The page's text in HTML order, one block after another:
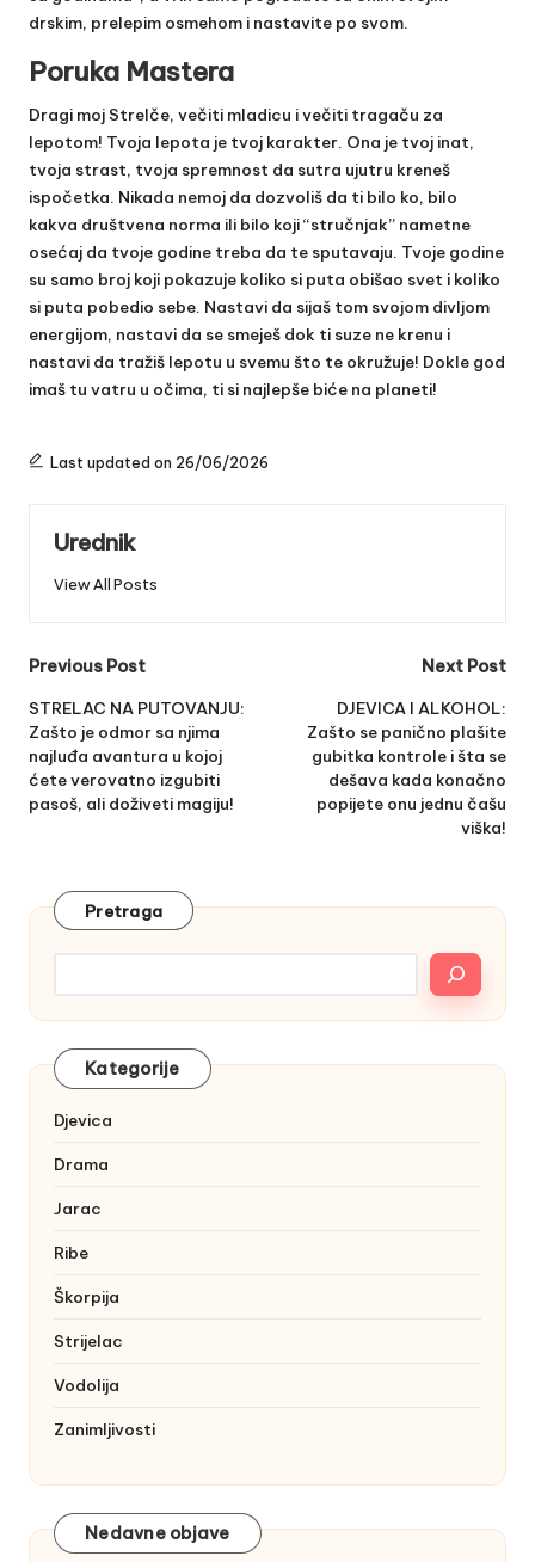
drskim, prelepim osmehom i nastavite po svom.
Poruka Mastera
Dragi moj Strelče, večiti mladicu i večiti tragaču za
lepotom! Tvoja lepota je tvoj karakter. Ona je tvoj inat,
tvoja strast, tvoja spremnost da sutra ujutru kreneš
ispočetka. Nikada nemoj da dozvoliš da ti bilo ko, bilo
kakva društvena norma ili bilo koji “stručnjak” nametne
osećaj da tvoje godine treba da te sputavaju. Tvoje godine
su samo broj koji pokazuje koliko si puta obišao svet i koliko
si puta pobedio sebe. Nastavi da sijaš tom svojom divljom
energijom, nastavi da se smeješ dok ti suze ne krenu i
nastavi da tražiš lepotu u svemu što te okružuje! Dokle god
imaš tu vatru u očima, ti si najlepše biće na planeti!
Last updated on 26/06/2026
Urednik
View All Posts
Post
navigation
Previous Post
STRELAC NA PUTOVANJU:
Zašto je odmor sa njima
najluđa avantura u kojoj
ćete verovatno izgubiti
pasoš, ali doživeti magiju!
Next Post
DJEVICA I ALKOHOL:
Zašto se panično plašite
gubitka kontrole i šta se
dešava kada konačno
popijete onu jednu čašu
viška!
Pretraga
Kategorije
Djevica
Drama
Jarac
Ribe
Škorpija
Strijelac
Vodolija
Zanimljivosti
Nedavne objave